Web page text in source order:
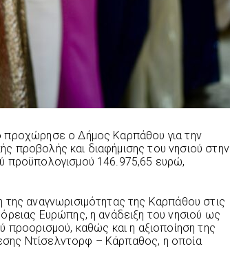
προχώρησε ο Δήμος Καρπάθου για την
προβολής και διαφήμισης του νησιού στην
προϋπολογισμού 146.975,65 ευρώ,
της αναγνωρισιμότητας της Καρπάθου στις
Ευρώπης, η ανάδειξη του νησιού ως
προορισμού, καθώς και η αξιοποίηση της
Ντίσελντορφ – Κάρπαθος, η οποία